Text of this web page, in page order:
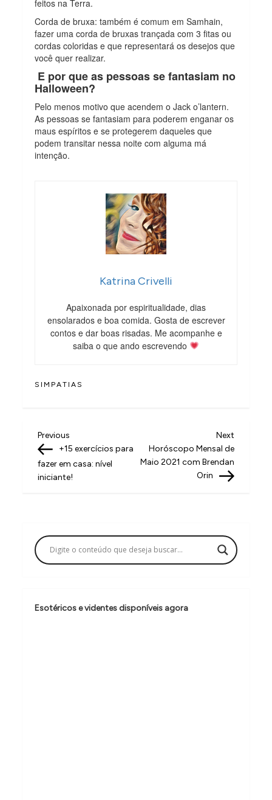
feitos na Terra.
Corda de bruxa: também é comum em Samhain,
fazer uma corda de bruxas trançada com 3 fitas ou
cordas coloridas e que representará os desejos que
você quer realizar.
E por que as pessoas se fantasiam no
Halloween?
Pelo menos motivo que acendem o Jack o’lantern.
As pessoas se fantasiam para poderem enganar os
maus espíritos e se protegerem daqueles que
podem transitar nessa noite com alguma má
intenção.
Katrina Crivelli
Apaixonada por espiritualidade, dias
ensolarados e boa comida. Gosta de escrever
contos e dar boas risadas. Me acompanhe e
saiba o que ando escrevendo
SIMPATIAS
N
a
v
a
ç
o
d
Previous
Post
Previous
+15 exercícios para
fazer em casa: nível
iniciante!
Next
Post
Next
Horóscopo Mensal de
Maio 2021 com Brendan
Orin
Esotéricos e videntes disponíveis agora